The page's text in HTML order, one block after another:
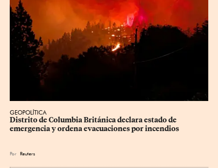
GEOPOLÍTICA
Distrito de Columbia Británica declara estado de
emergencia y ordena evacuaciones por incendios
Por Reuters